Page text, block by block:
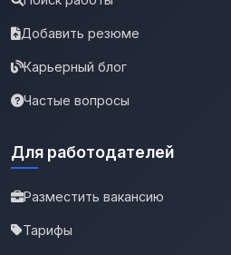
Добавить резюме
Карьерный блог
Частые вопросы
Для работодателей
Разместить вакансию
Тарифы